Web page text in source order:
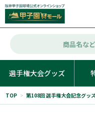
選手権大会グッズ
TOP > 第108回 選手権大会記念グッ